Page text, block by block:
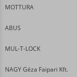
MOTTURA
ABUS
MUL-T-LOCK
NAGY Géza Faipari Kft.